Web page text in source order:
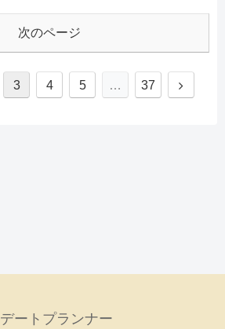
次のページ
3 4 5 … 37
デートプランナー